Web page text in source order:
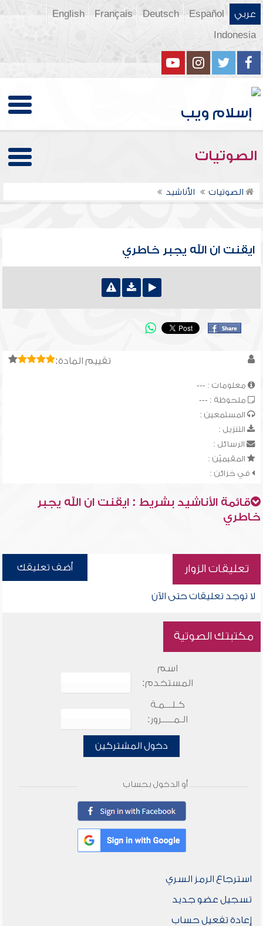
عربي Español
Deutsch
Français
English
Indonesia
الصوتيات
الصوتيات الأناشيد
ايقنت ان الله يجبر خاطري
تقييم المادة:
معلومات : ---
ملحوظة : ---
المستمعين :
التنزيل :
الرسائل :
المقيميّن :
في خزائن :
قائمة الأناشيد بشريط : ايقنت ان الله يجبر
خاطري
تعليقات الزوار أضف تعليقك
لا توجد تعليقات حتى الآن
مكتبتك الصوتية
اسم
المستخدم:
كـلـــمـة
الـمـــــرور:
دخول المشتركين
أو الدخول بحساب
استرجاع الرمز السري
تسجيل عضو جديد
إعادة تفعيل حساب